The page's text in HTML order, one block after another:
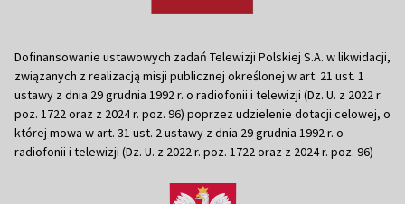
Dofinansowanie ustawowych zadań Telewizji Polskiej S.A. w likwidacji,
związanych z realizacją misji publicznej określonej w art. 21 ust. 1
ustawy z dnia 29 grudnia 1992 r. o radiofonii i telewizji (Dz. U. z 2022 r.
poz. 1722 oraz z 2024 r. poz. 96) poprzez udzielenie dotacji celowej, o
której mowa w art. 31 ust. 2 ustawy z dnia 29 grudnia 1992 r. o
radiofonii i telewizji (Dz. U. z 2022 r. poz. 1722 oraz z 2024 r. poz. 96)